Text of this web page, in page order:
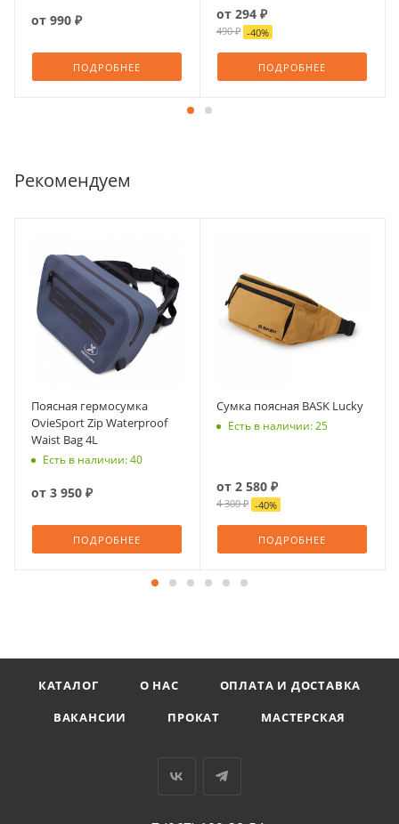
от 990 ₽
ПОДРОБНЕЕ
от 294 ₽
490 ₽ -40%
ПОДРОБНЕЕ
Рекомендуем
Поясная гермосумка
OvieSport Zip Waterproof
Waist Bag 4L
Есть в наличии: 40
от 3 950 ₽
ПОДРОБНЕЕ
Сумка поясная BASK Lucky
Есть в наличии: 25
от 2 580 ₽
4 300 ₽ -40%
ПОДРОБНЕЕ
КАТАЛОГ О НАС
ОПЛАТА И ДОСТАВКА
ВАКАНСИИ
ПРОКАТ МАСТЕРСКАЯ